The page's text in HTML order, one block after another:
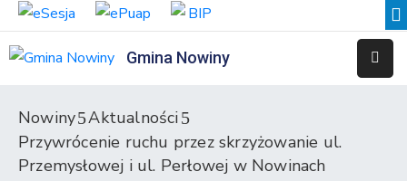
Gmina Nowiny
Przedszkole
Samorządowe
Nowiny
Aktualności
Przywrócenie ruchu przez skrzyżowanie ul.
Przemysłowej i ul. Perłowej w Nowinach